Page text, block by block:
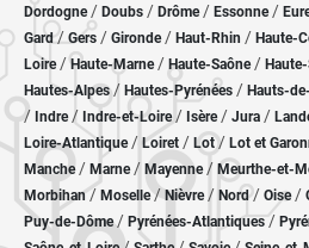
Dordogne/ Doubs / Drôme/ Essonne /
Gard/Gers / Gironde/ Haut-Rhin / Haute-
Loire/Haute-Marne/ Haute-Saône/
Hautes-Alpes/ Hautes-Pyrénées / Hauts-
/ Indre/ Indre-et-Loire/ Isère/ Jura /
Loire-Atlantique/ Loiret / Lot/ Lot et
Manche/ Marne/ Mayenne/ Meurthe-et-
Morbihan/ Moselle/ Nièvre / Nord/ Oise /
Puy-de-Dôme/ Pyrénées-Atlantiques /